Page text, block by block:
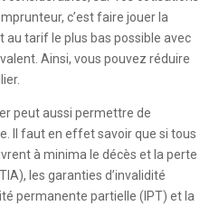
c’est faire jouer la
tarif le plus bas possible avec
Ainsi, vous pouvez réduire
peut aussi permettre de
Il faut en effet savoir que si tous
à minima le décès et la perte
les garanties d’invalidité
permanente partielle (IPT) et la